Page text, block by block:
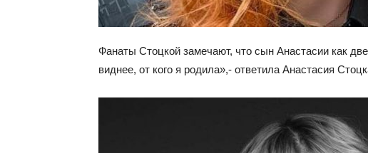
Фанаты Стоцкой замечают, что сын Анастасии как
виднее, от кого я родила»,- ответила Анастасия